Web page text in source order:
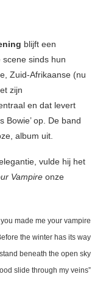
blijft een
sinds hun
Zuid-Afrikaanse (nu
zijn
en dat levert
Bowie’ op. De band
album uit.
vulde hij het
Vampire onze
you made me your vampire
the winter has its way
beneath the open sky
slide through my veins”